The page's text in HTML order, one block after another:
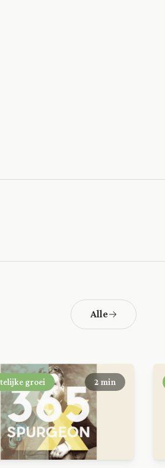
Alle
groei 2 min